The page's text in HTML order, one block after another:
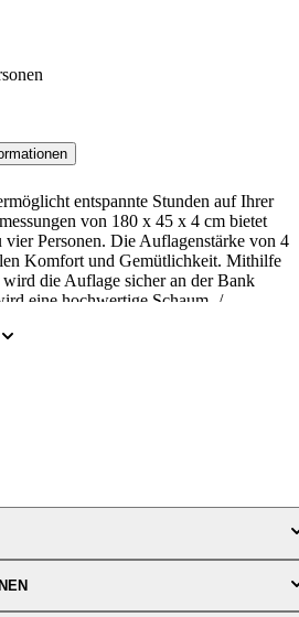
entspannte Stunden auf Ihrer
von 180 x 45 x 4 cm bietet
Personen. Die Auflagenstärke von 4
Komfort und Gemütlichkeit. Mithilfe
die Auflage sicher an der Bank
eine hochwertige Schaum- /
kann die Auflage mit einem feuchten
der hochwertigen Qualität,